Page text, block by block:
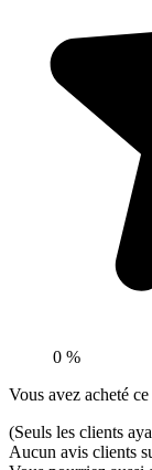
0 %
Vous avez acheté
(Seuls les clients
Aucun avis clients